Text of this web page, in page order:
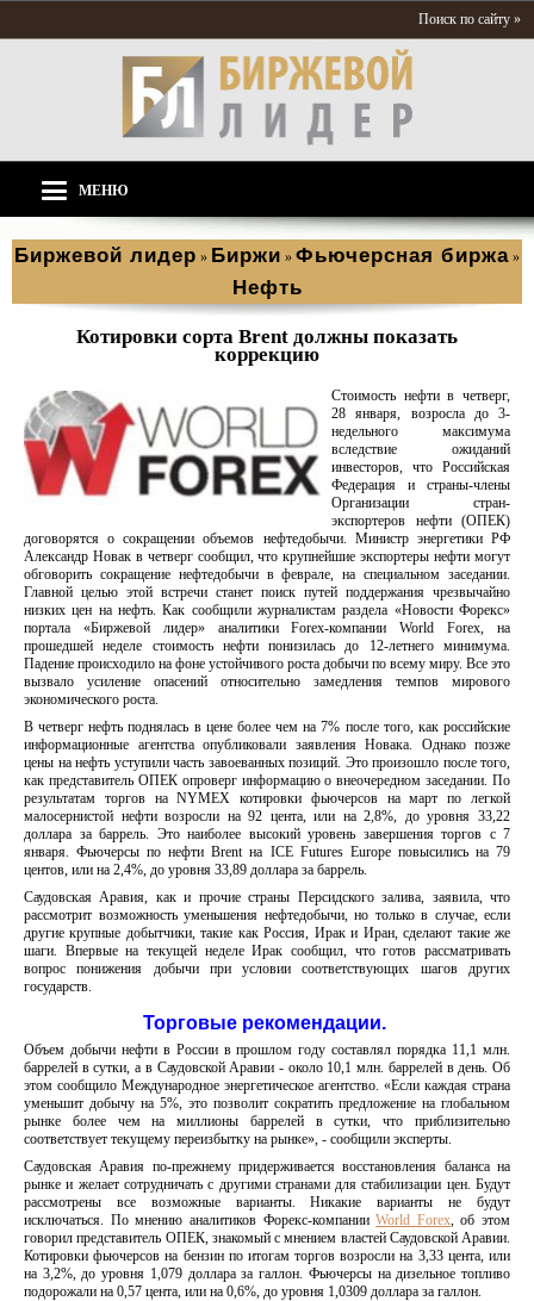
Поиск по сайту »
МЕНЮ
Биржевой лидер » Биржи » Фьючерсная биржа »
Нефть
Котировки сорта Brent должны показать
коррекцию
Стоимость нефти в четверг,
28 января, возросла до 3-
недельного максимума
вследствие ожиданий
инвесторов, что Российская
Федерация и страны-члены
Организации стран-
экспортеров нефти (ОПЕК)
договорятся о сокращении объемов нефтедобычи. Министр энергетики РФ
Александр Новак в четверг сообщил, что крупнейшие экспортеры нефти могут
обговорить сокращение нефтедобычи в феврале, на специальном заседании.
Главной целью этой встречи станет поиск путей поддержания чрезвычайно
низких цен на нефть. Как сообщили журналистам раздела «Новости Форекс»
портала «Биржевой лидер» аналитики Forex-компании World Forex, на
прошедшей неделе стоимость нефти понизилась до 12-летнего минимума.
Падение происходило на фоне устойчивого роста добычи по всему миру. Все это
вызвало усиление опасений относительно замедления темпов мирового
экономического роста.
В четверг нефть поднялась в цене более чем на 7% после того, как российские
информационные агентства опубликовали заявления Новака. Однако позже
цены на нефть уступили часть завоеванных позиций. Это произошло после того,
как представитель ОПЕК опроверг информацию о внеочередном заседании. По
результатам торгов на NYMEX котировки фьючерсов на март по легкой
малосернистой нефти возросли на 92 цента, или на 2,8%, до уровня 33,22
доллара за баррель. Это наиболее высокий уровень завершения торгов с 7
января. Фьючерсы по нефти Brent на ICE Futures Europe повысились на 79
центов, или на 2,4%, до уровня 33,89 доллара за баррель.
Саудовская Аравия, как и прочие страны Персидского залива, заявила, что
рассмотрит возможность уменьшения нефтедобычи, но только в случае, если
другие крупные добытчики, такие как Россия, Ирак и Иран, сделают такие же
шаги. Впервые на текущей неделе Ирак сообщил, что готов рассматривать
вопрос понижения добычи при условии соответствующих шагов других
государств.
Торговые рекомендации.
Объем добычи нефти в России в прошлом году составлял порядка 11,1 млн.
баррелей в сутки, а в Саудовской Аравии - около 10,1 млн. баррелей в день. Об
этом сообщило Международное энергетическое агентство. «Если каждая страна
уменьшит добычу на 5%, это позволит сократить предложение на глобальном
рынке более чем на миллионы баррелей в сутки, что приблизительно
соответствует текущему переизбытку на рынке», - сообщили эксперты.
Саудовская Аравия по-прежнему придерживается восстановления баланса на
рынке и желает сотрудничать с другими странами для стабилизации цен. Будут
рассмотрены все возможные варианты. Никакие варианты не будут
исключаться. По мнению аналитиков Форекс-компанииWorld Forex, об этом
говорил представитель ОПЕК, знакомый с мнением властей Саудовской Аравии.
Котировки фьючерсов на бензин по итогам торгов возросли на 3,33 цента, или
на 3,2%, до уровня 1,079 доллара за галлон. Фьючерсы на дизельное топливо
подорожали на 0,57 цента, или на 0,6%, до уровня 1,0309 доллара за галлон.